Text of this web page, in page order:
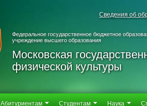
Сведения об
Федеральное государственное бюджетное
учреждение высшего образования
Московская
физической культуры
Абитуриентам Студентам Наука